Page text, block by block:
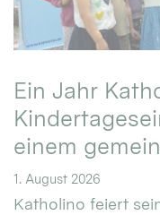
Ein Jahr
einem
1. August 2026
Katholino feiert